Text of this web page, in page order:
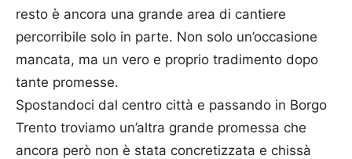
resto è ancora una grande area di cantiere
percorribile solo in parte. Non solo un’occasione
mancata, ma un vero e proprio tradimento dopo
tante promesse.
Spostandoci dal centro città e passando in Borgo
Trento troviamo un’altra grande promessa che
ancora però non è stata concretizzata e chissà